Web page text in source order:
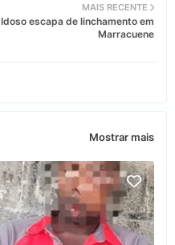
ats
MAIS RECENTE
Idoso escapa de linchamento em
Marracuene
Mostrar mais